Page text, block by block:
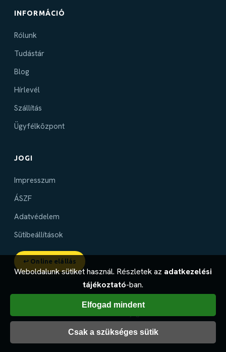
Weboldalunk sütiket használ. Részletek az adatkezelési
tájékoztató-ban.
Elfogad mindent
Csak a szükséges sütik
INFORMÁCIÓ
Rólunk
Tudástár
Blog
Hírlevél
Szállítás
Ügyfélközpont
JOGI
Impresszum
ÁSZF
Adatvédelem
Sütibeállítások
↩ Online elállás
Webdesign:WebAktivator
Készült szeretettel a melegebb otthonokért ❤️